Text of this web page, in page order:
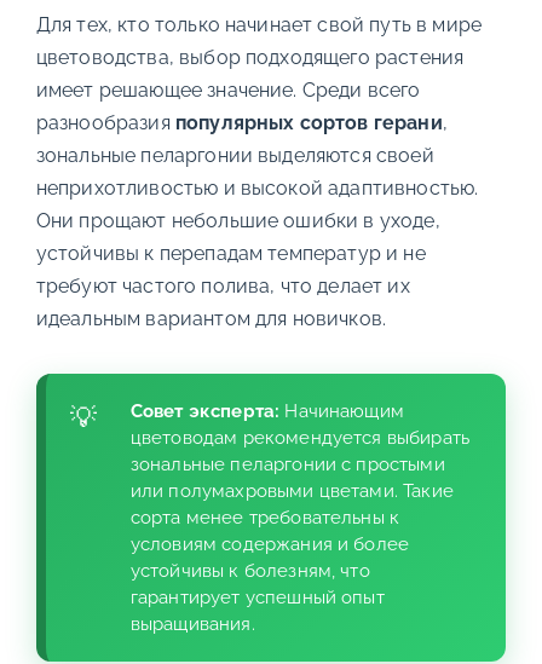
Для тех, кто только начинает свой путь в мире
цветоводства, выбор подходящего растения
имеет решающее значение. Среди всего
разнообразия популярных сортов герани,
зональные пеларгонии выделяются своей
неприхотливостью и высокой адаптивностью.
Они прощают небольшие ошибки в уходе,
устойчивы к перепадам температур и не
требуют частого полива, что делает их
идеальным вариантом для новичков.
Совет эксперта: Начинающим
цветоводам рекомендуется выбирать
зональные пеларгонии с простыми
или полумахровыми цветами. Такие
сорта менее требовательны к
условиям содержания и более
устойчивы к болезням, что
гарантирует успешный опыт
выращивания.